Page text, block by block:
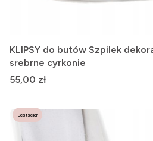
KLIPSY do butów Szpilek
srebrne cyrkonie
Cena
55,00 zł
Bestseller